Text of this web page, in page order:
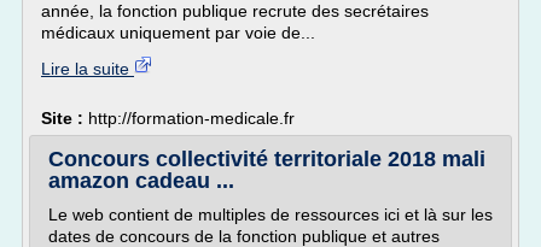
année, la fonction publique recrute des secrétaires
médicaux uniquement par voie de...
Lire la suite
Site : http://formation-medicale.fr
Concours collectivité territoriale 2018 mali
amazon cadeau ...
Le web contient de multiples de ressources ici et là sur les
dates de concours de la fonction publique et autres